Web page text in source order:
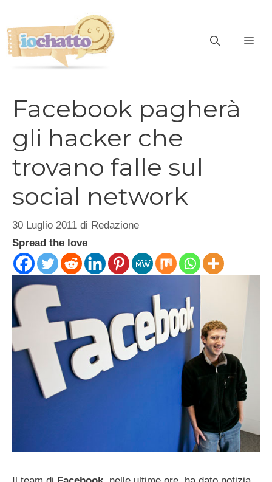
contenuto
Facebook pagherà
gli hacker che
trovano falle sul
social network
30 Luglio 2011 di Redazione
Spread the love